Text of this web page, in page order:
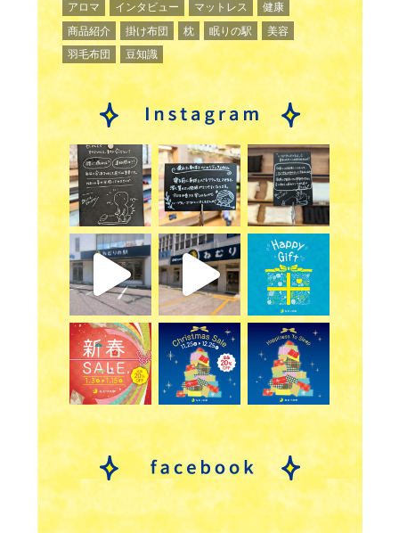
アロマ インタビュー マットレス
健康
商品紹介
掛け布団 枕 眠りの駅
美容
羽毛布団
豆知識